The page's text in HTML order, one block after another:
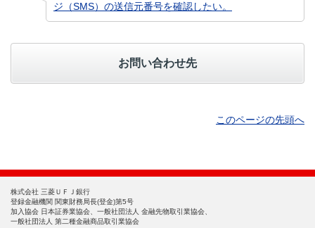
ジ（SMS）の送信元番号を確認したい。
お問い合わせ先
このページの先頭へ
株式会社 三菱ＵＦＪ銀行
登録金融機関 関東財務局長(登金)第5号
加入協会 日本証券業協会、一般社団法人 金融先物取引業協会、
一般社団法人 第二種金融商品取引業協会